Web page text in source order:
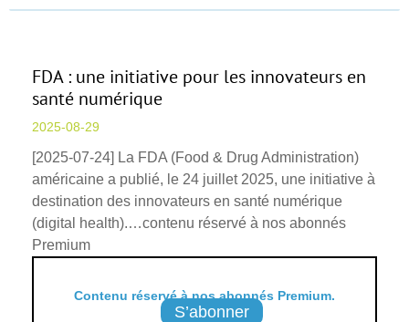
FDA : une initiative pour les innovateurs en
santé numérique
2025-08-29
[2025-07-24] La FDA (Food & Drug Administration)
américaine a publié, le 24 juillet 2025, une initiative à
destination des innovateurs en santé numérique
(digital health).…contenu réservé à nos abonnés
Premium
Contenu réservé à nos abonnés Premium.
S’abonner